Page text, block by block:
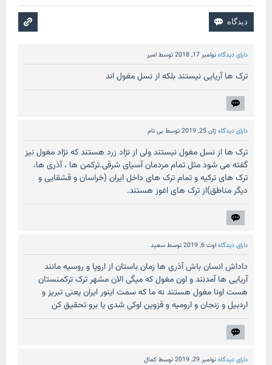
دارای دیدگاهنوامبر 17, 2018 توسطامیر
ترک ها آریایی نیستند بلکه از نسل مغول اند
دارای دیدگاهژان 25, 2019 توسطبی نام
ترک ها از نسل مغول نیستند ولی از نژاد زرد هستند که نژاد مغول نیز
گفته می شود مثل تمام مردمان آسیای شرقی.ترکمن ها ، آذری ها،
ترک های ترکیه و تمام ترک های داخل ایران (خراسان و قشقایی و
دیگر مناطق)از ترک های اغوز هستند.
دارای دیدگاهاوت 6, 2019 توسطسعید
داداش انسان باش آذری ها زمان باستان از اروپا و روسیه مانند
آریایی ها آمدنند و اون مغول که میگی الان مشهر ترک ترکمنستان
هست اونا مغول هستند نه ما که سمت اینور ایران یعنی تبریز و
اردبیل و زنجان و ارومیه و قزوین اوکی شدی یا برو تحقیق کن
دارای دیدگاهنوامبر 29, 2019 توسطکمال